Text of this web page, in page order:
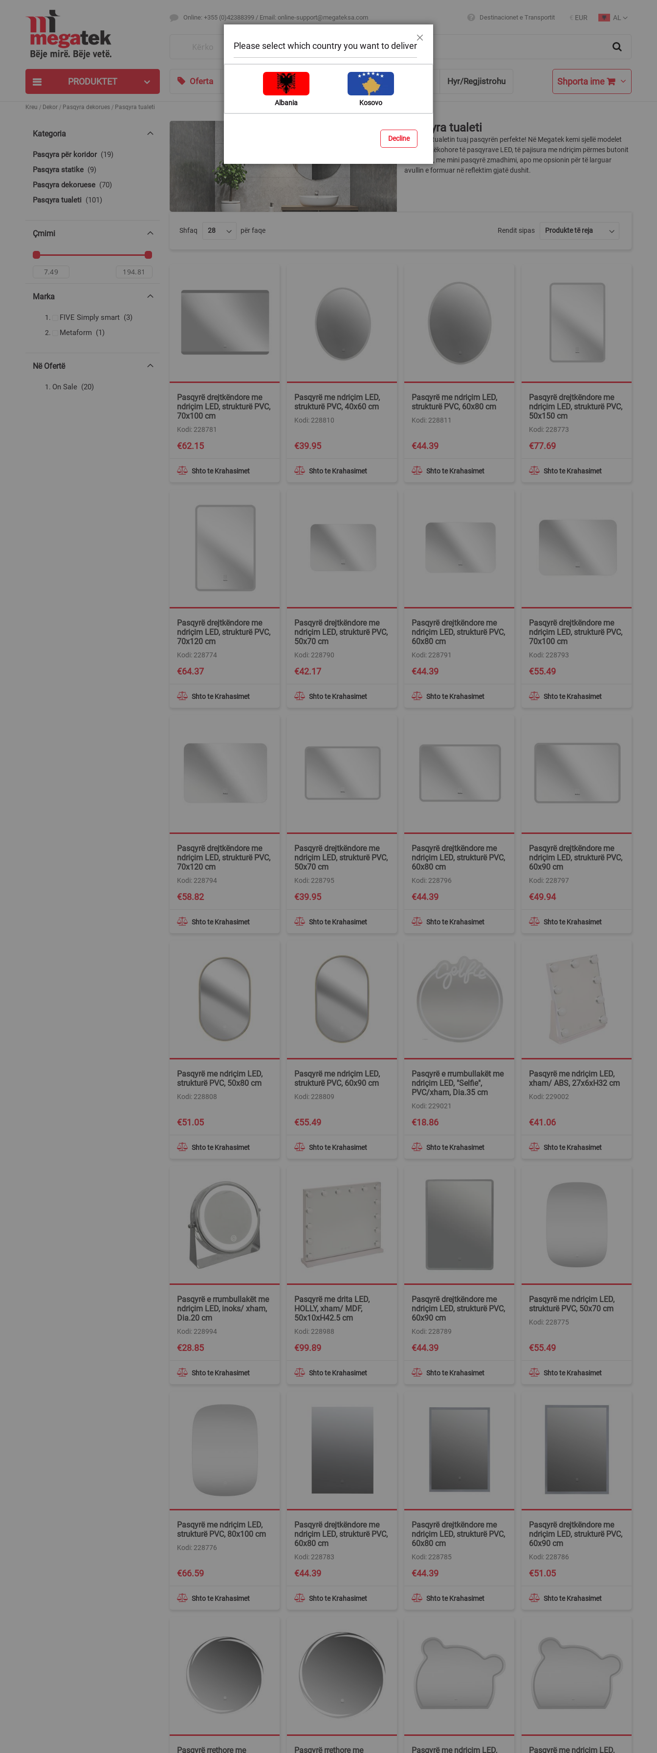
Online: +355 (0)42388399 / Email: online-support@megateksa.com Destinacionet e Transportit
Currency
€ EUR
Language
AL
PRODUKTET Oferta Bli sipas ambientit Ndihmë & Këshilla Hyr/Regjistrohu Shporta ime
Kreu Dekor Pasqyra dekorues Pasqyra tualeti
Pasqyra tualeti
Gjeni për tualetin tuaj pasqyrën perfekte! Në Megatek kemi sjellë modelet
më bashkëkohore të pasqyrave LED, të pajisura me ndriçim përmes butonit
me prekje, me mini pasqyrë zmadhimi, apo me opsionin për të larguar
avullin e formuar në reflektim gjatë dushit.
Shfaq për faqe Rendit sipas
Pasqyrë drejtkëndore me
ndriçim LED, strukturë PVC,
70x100 cm
Kodi: 228781
Shto te Krahasimet
€62.15
Pasqyrë me ndriçim LED,
strukturë PVC, 40x60 cm
Kodi: 228810
Shto te Krahasimet
€39.95
Pasqyrë me ndriçim LED,
strukturë PVC, 60x80 cm
Kodi: 228811
Shto te Krahasimet
€44.39
Pasqyrë drejtkëndore me
ndriçim LED, strukturë PVC,
50x150 cm
Kodi: 228773
Shto te Krahasimet
€77.69
Pasqyrë drejtkëndore me
ndriçim LED, strukturë PVC,
70x120 cm
Kodi: 228774
Shto te Krahasimet
€64.37
Pasqyrë drejtkëndore me
ndriçim LED, strukturë PVC,
50x70 cm
Kodi: 228790
Shto te Krahasimet
€42.17
Pasqyrë drejtkëndore me
ndriçim LED, strukturë PVC,
60x80 cm
Kodi: 228791
Shto te Krahasimet
€44.39
Pasqyrë drejtkëndore me
ndriçim LED, strukturë PVC,
70x100 cm
Kodi: 228793
Shto te Krahasimet
€55.49
Pasqyrë drejtkëndore me
ndriçim LED, strukturë PVC,
70x120 cm
Kodi: 228794
Shto te Krahasimet
€58.82
Pasqyrë drejtkëndore me
ndriçim LED, strukturë PVC,
50x70 cm
Kodi: 228795
Shto te Krahasimet
€39.95
Pasqyrë drejtkëndore me
ndriçim LED, strukturë PVC,
60x80 cm
Kodi: 228796
Shto te Krahasimet
€44.39
Pasqyrë drejtkëndore me
ndriçim LED, strukturë PVC,
60x90 cm
Kodi: 228797
Shto te Krahasimet
€49.94
Pasqyrë me ndriçim LED,
strukturë PVC, 50x80 cm
Kodi: 228808
Shto te Krahasimet
€51.05
Pasqyrë me ndriçim LED,
strukturë PVC, 60x90 cm
Kodi: 228809
Shto te Krahasimet
€55.49
Pasqyrë e rrumbullakët me
ndriçim LED, "Selfie",
PVC/xham, Dia.35 cm
Kodi: 229021
Shto te Krahasimet
€18.86
Pasqyrë me ndriçim LED,
xham/ ABS, 27x6xH32 cm
Kodi: 229002
Shto te Krahasimet
€41.06
Pasqyrë e rrumbullakët me
ndriçim LED, inoks/ xham,
Dia.20 cm
Kodi: 228994
Shto te Krahasimet
€28.85
Pasqyrë me drita LED,
HOLLY, xham/ MDF,
50x10xH42.5 cm
Kodi: 228988
Shto te Krahasimet
€99.89
Pasqyrë drejtkëndore me
ndriçim LED, strukturë PVC,
60x90 cm
Kodi: 228789
Shto te Krahasimet
€44.39
Pasqyrë me ndriçim LED,
strukturë PVC, 50x70 cm
Kodi: 228775
Shto te Krahasimet
€55.49
Pasqyrë me ndriçim LED,
strukturë PVC, 80x100 cm
Kodi: 228776
Shto te Krahasimet
€66.59
Pasqyrë drejtkëndore me
ndriçim LED, strukturë PVC,
60x80 cm
Kodi: 228783
Shto te Krahasimet
€44.39
Pasqyrë drejtkëndore me
ndriçim LED, strukturë PVC,
60x80 cm
Kodi: 228785
Shto te Krahasimet
€44.39
Pasqyrë drejtkëndore me
ndriçim LED, strukturë PVC,
60x90 cm
Kodi: 228786
Shto te Krahasimet
€51.05
Pasqyrë rrethore me Pasqyrë rrethore me Pasqyrë me ndriçim LED, Pasqyrë me ndriçim LED,
Kategoria
Pasqyra për koridor 19produkte
Pasqyra statike
9produkte
Pasqyra dekoruese
70produkte
Pasqyra tualeti
101produkte
Çmimi
Marka
FIVE Simply smart 3produkte
Metaform
1produkt
Në Ofertë
On Sale 20produkte
Please select which country you want to deliver
Albania Kosovo
Decline